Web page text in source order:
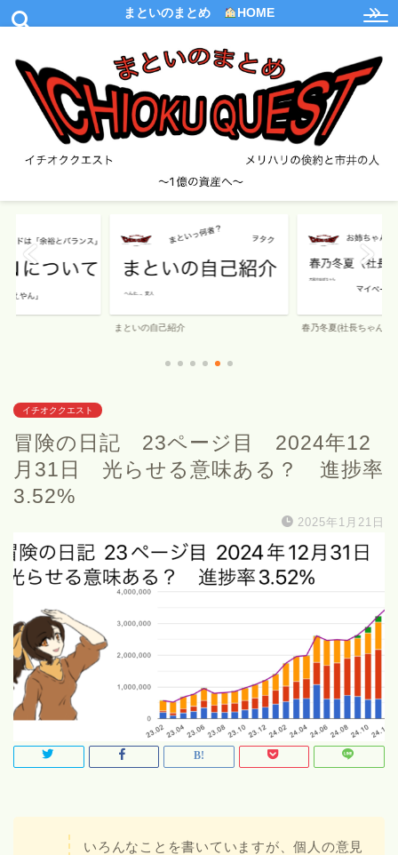
まといのまとめ HOME
まといの自己紹介 春乃冬夏(社長ちゃん)の
イチオククエスト
冒険の日記 23ページ目 2024年12
月31日 光らせる意味ある？ 進捗率
3.52%
2025年1月21日
いろんなことを書いていますが、個人の意見